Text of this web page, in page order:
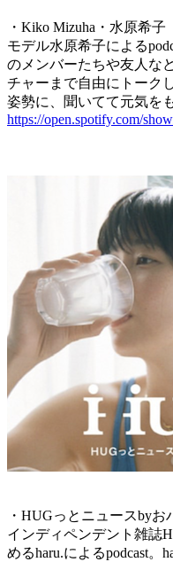
・Kiko Mizuha・水原希
モデル水原希子による
のメンバーたちや友人な
チャーまで自由にトーク
姿勢に、聞いてて元気を
https://open.spotify.com/
・HUGっとニュースbyお
インディペンデント雑誌
めるharu.によるpodcast。